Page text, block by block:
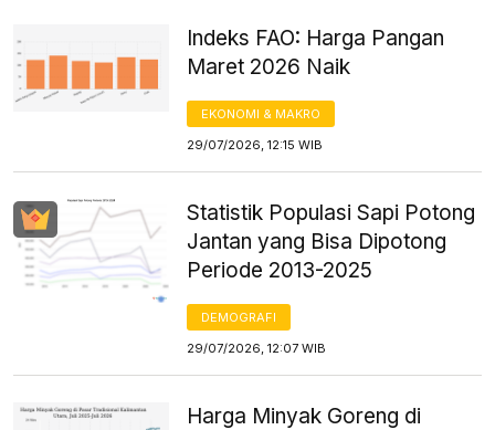
Indeks FAO: Harga Pangan
Maret 2026 Naik
EKONOMI & MAKRO
29/07/2026, 12:15 WIB
Statistik Populasi Sapi Potong
Jantan yang Bisa Dipotong
Periode 2013-2025
DEMOGRAFI
29/07/2026, 12:07 WIB
Harga Minyak Goreng di